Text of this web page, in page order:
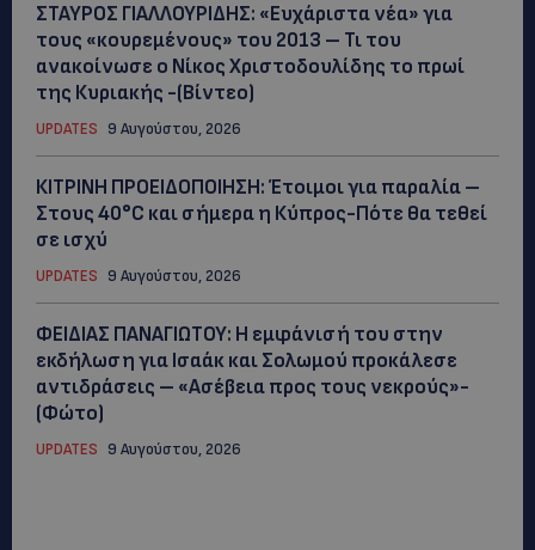
ΣΤΑΥΡΟΣ ΓΙΑΛΛΟΥΡΙΔΗΣ: «Ευχάριστα νέα» για
τους «κουρεμένους» του 2013 – Τι του
ανακοίνωσε ο Νίκος Χριστοδουλίδης το πρωί
της Κυριακής -(Βίντεο)
UPDATES 9 Αυγούστου, 2026
ΚΙΤΡΙΝΗ ΠΡΟΕΙΔΟΠΟΙΗΣΗ: Έτοιμοι για παραλία –
Στους 40°C και σήμερα η Κύπρος-Πότε θα τεθεί
σε ισχύ
UPDATES 9 Αυγούστου, 2026
ΦΕΙΔΙΑΣ ΠΑΝΑΓΙΩΤΟΥ: Η εμφάνισή του στην
εκδήλωση για Ισαάκ και Σολωμού προκάλεσε
αντιδράσεις – «Ασέβεια προς τους νεκρούς»-
(Φώτο)
UPDATES 9 Αυγούστου, 2026